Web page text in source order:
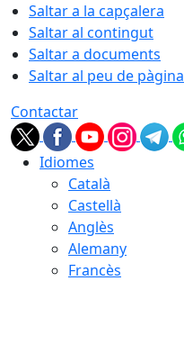
Saltar a la capçalera
Saltar al contingut
Saltar a documents
Saltar al peu de pàgina
Contactar
Idiomes
Català
Castellà
Anglès
Alemany
Francès